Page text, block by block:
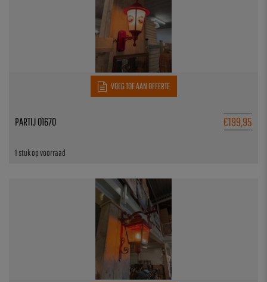
VOEG TOE AAN OFFERTE
€199,95
1 stuk op voorraad
PARTIJ 01670